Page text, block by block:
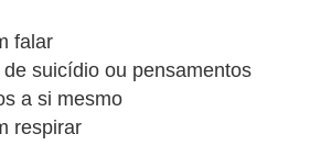
falar
suicídio ou pensamentos
a si mesmo
respirar